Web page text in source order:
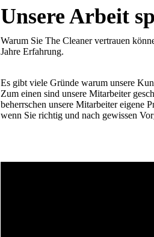
Unsere Arbeit
Warum Sie The Cleaner vertrauen
Jahre Erfahrung.
Es gibt viele Gründe warum unsere
Zum einen sind unsere Mitarbeiter
beherrschen unsere Mitarbeiter eigene
wenn Sie richtig und nach gewissen